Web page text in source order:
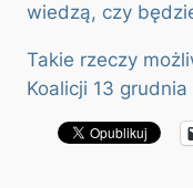
wiedzą, czy
Takie rzeczy
Koalicji 13 grudnia